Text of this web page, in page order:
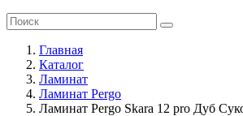
Главная
Каталог
Ламинат
Ламинат Pergo
Ламинат Pergo Skara 12 pro Дуб